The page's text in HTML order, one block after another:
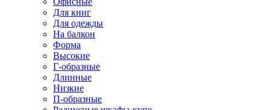
Для книг
Для одежды
На балкон
Форма
Высокие
Г-образные
Длинные
Низкие
П-образные